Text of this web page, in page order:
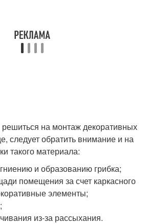
на монтаж декоративных
следует обратить внимание и на
такого материала:
и образованию грибка;
помещения за счет каркасного
элементы;
из-за рассыхания.